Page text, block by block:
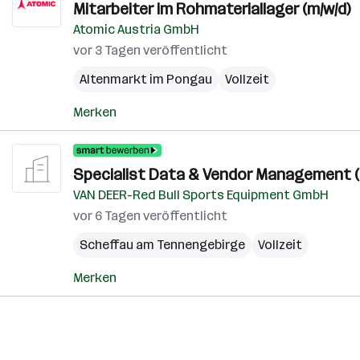
Mitarbeiter im Rohmateriallager (m/w/d)
Atomic Austria GmbH
vor 3 Tagen veröffentlicht
Altenmarkt im Pongau
Vollzeit
Merken
Specialist Data & Vendor Management
VAN DEER-Red Bull Sports Equipment GmbH
vor 6 Tagen veröffentlicht
Scheffau am Tennengebirge
Vollzeit
Merken